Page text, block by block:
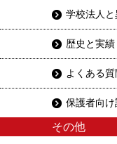
学校法人と
歴史と実績
よくある質
保護者向
その他